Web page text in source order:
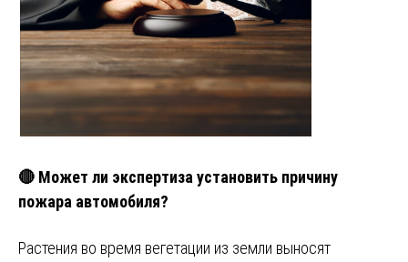
🔴 Может ли экспертиза установить причину
пожара автомобиля?
Растения во время вегетации из земли выносят